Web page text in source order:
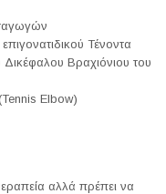
Τένοντα
Βραχιόνιου του
Elbow)
αλλά πρέπει να